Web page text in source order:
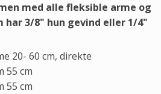
med alle fleksible arme og
har 3/8" hun gevind eller 1/4"
20- 60 cm, direkte
55 cm
55 cm